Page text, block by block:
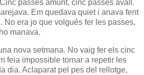
passes amunt, cinc passes avall.
Em quedava quiet i anava fent
No era jo que volgués fer les passes,
manava.
nova setmana. No vaig fer els cinc
feia impossible tornar a repetir les
dia. Aclaparat pel pes del rellotge,